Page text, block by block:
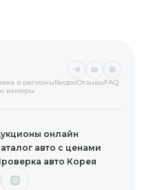
в регионыВидеоОтзывыFAQ
камеры
онлайн
авто с ценами
авто Корея